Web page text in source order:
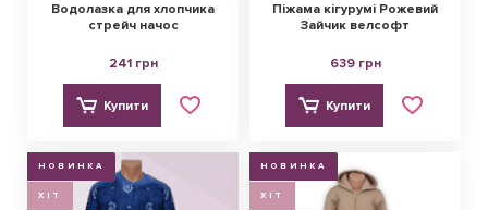
Водолазка для хлопчика
стрейч начос
241 грн
Купити
Піжама кігурумі Рожевий
Зайчик велсофт
639 грн
Купити
НОВИНКА
ХІТ
НОВИНКА
ХІТ